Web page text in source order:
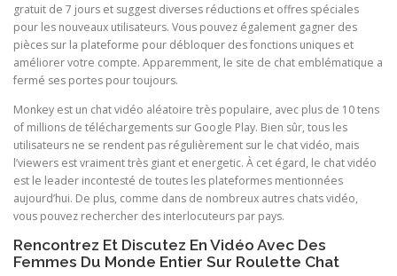
gratuit de 7 jours et suggest diverses réductions et offres spéciales
pour les nouveaux utilisateurs. Vous pouvez également gagner des
pièces sur la plateforme pour débloquer des fonctions uniques et
améliorer votre compte. Apparemment, le site de chat emblématique a
fermé ses portes pour toujours.
Monkey est un chat vidéo aléatoire très populaire, avec plus de 10 tens
of millions de téléchargements sur Google Play. Bien sûr, tous les
utilisateurs ne se rendent pas régulièrement sur le chat vidéo, mais
l’viewers est vraiment très giant et energetic. À cet égard, le chat vidéo
est le leader incontesté de toutes les plateformes mentionnées
aujourd’hui. De plus, comme dans de nombreux autres chats vidéo,
vous pouvez rechercher des interlocuteurs par pays.
Rencontrez Et Discutez En Vidéo Avec Des
Femmes Du Monde Entier Sur Roulette Chat